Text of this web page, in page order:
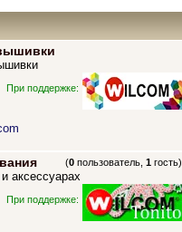
При поддержке:
(0 пользователь,1 гость)
аксессуарах
При поддержке: